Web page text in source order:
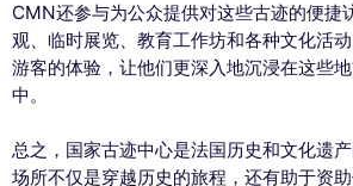
CMN还参与为公众提供对这些古迹的便捷
观、临时展览、教育工作坊和各种文化活
游客的体验，让他们更深入地沉浸在这些
中。
总之，国家古迹中心是法国历史和文化遗
场所不仅是穿越历史的旅程，还有助于资